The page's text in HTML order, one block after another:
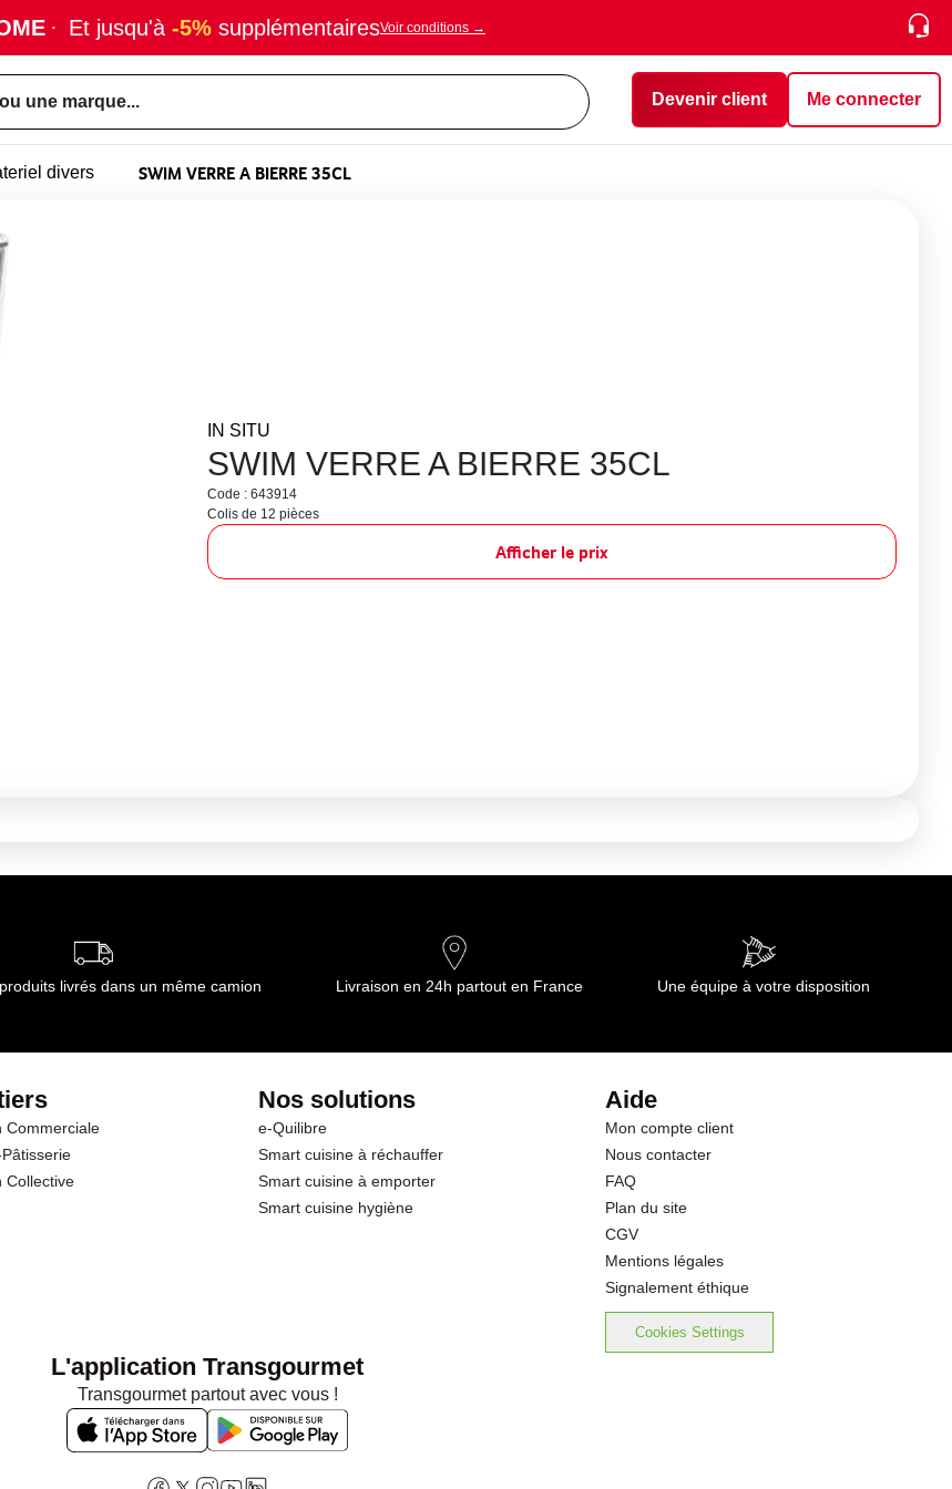
· Et jusqu'à -5% supplémentairesVoir conditions →
une marque... Devenir client Me connecter
divers SWIM VERRE A BIERRE 35CL
IN SITU
SWIM VERRE A BIERRE 35CL
Code : 643914
Colis de 12 pièces
Afficher le prix
livrés dans un même camion Livraison en 24h partout en France Une équipe à votre disposition
Commerciale
Collective
Nos solutions
e-Quilibre
Smart cuisine à réchauffer
Smart cuisine à emporter
Smart cuisine hygiène
Aide
Mon compte client
Nous contacter
FAQ
Plan du site
CGV
Mentions légales
Signalement éthique
Cookies Settings
L'application Transgourmet
Transgourmet partout avec vous !